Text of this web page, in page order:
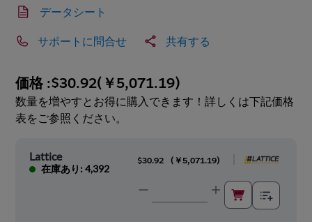
データシート
サポートに問合せ 共有する
価格 :$30.92(￥5,071.19)
数量を増やすとお得に購入できます！詳しくは下記価格
表をご参照ください。
Lattice
在庫あり: 4,392
$30.92 ( ￥5,071.19)